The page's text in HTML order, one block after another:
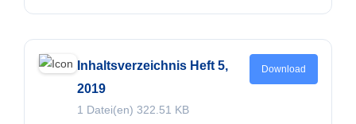
Inhaltsverzeichnis Heft 5,
2019
1 Datei(en) 322.51 KB
Download